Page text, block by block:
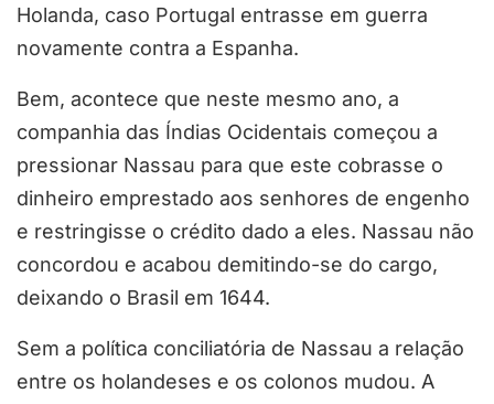
Holanda, caso Portugal entrasse em guerra
novamente contra a Espanha.
Bem, acontece que neste mesmo ano, a
companhia das Índias Ocidentais começou a
pressionar Nassau para que este cobrasse o
dinheiro emprestado aos senhores de engenho
e restringisse o crédito dado a eles. Nassau não
concordou e acabou demitindo-se do cargo,
deixando o Brasil em 1644.
Sem a política conciliatória de Nassau a relação
entre os holandeses e os colonos mudou. A